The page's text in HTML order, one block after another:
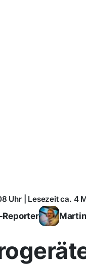
Uhr | Lesezeit ca. 4